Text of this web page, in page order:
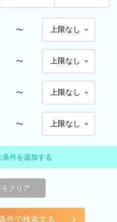
〜
〜
〜
〜
条件を追加する
をクリア
件で検索する